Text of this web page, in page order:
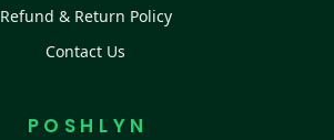
Refund & Return Policy
Contact Us
P O S H L Y N